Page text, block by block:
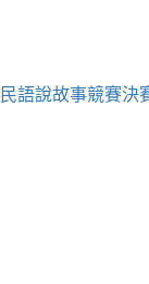
語說故事競賽決